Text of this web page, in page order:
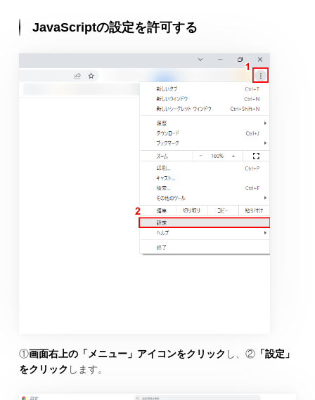
JavaScriptの設定を許可する
①画面右上の「メニュー」アイコンをクリック し、②「設定」
をクリック します。